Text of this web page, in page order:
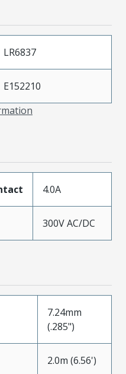
LR6837
E152210
4.0A
300V AC/DC
7.24mm
(.285")
2.0m (6.56')